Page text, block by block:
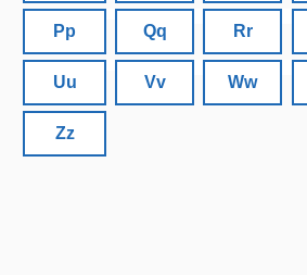
Pp Qq Rr
Uu Vv Ww
Zz